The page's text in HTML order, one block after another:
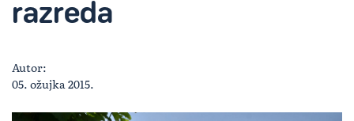
razreda
Autor:
05. ožujka 2015.